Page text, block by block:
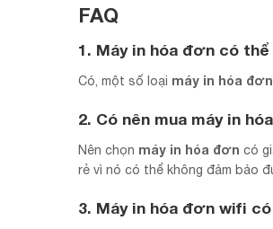
FAQ
1. Máy in hóa đơn có
Có, một số loại máy in hóa đơn
2. Có nên mua máy in
Nên chọn máy in hóa đơn có
rẻ vì nó có thể không đảm bảo
3. Máy in hóa đơn wifi